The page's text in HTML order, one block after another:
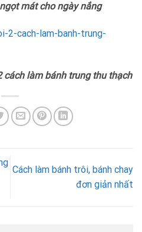
mát cho ngày nắng
cách làm bánh trung thu thạch
Cách làm bánh trôi, bánh chay
đơn giản nhất